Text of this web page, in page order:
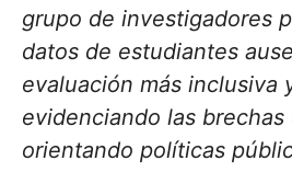
grupo de investigadores
datos de estudiantes
evaluación más inclusiva
evidenciando las
orientando políticas